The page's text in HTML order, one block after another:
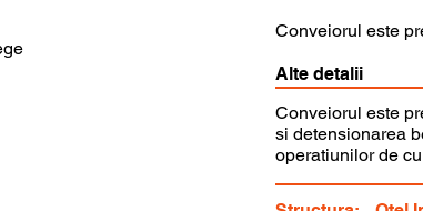
Conveiorul este
Alte detalii
Conveiorul este
si detensionarea
operatiunilor de